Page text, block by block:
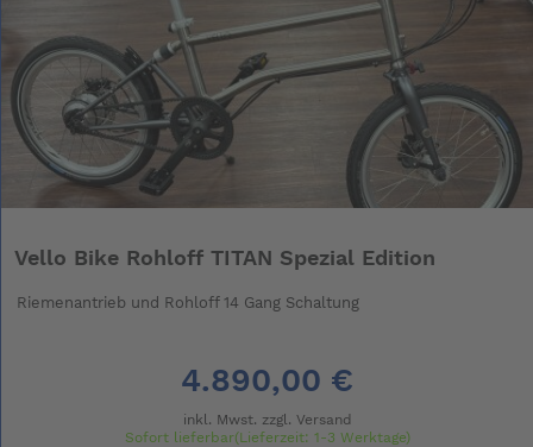
Vello Bike Rohloff TITAN Spezial Edition
Riemenantrieb und Rohloff 14 Gang Schaltung
4.890,00 €
inkl. Mwst. zzgl. Versand
Sofort lieferbar(Lieferzeit: 1-3 Werktage)